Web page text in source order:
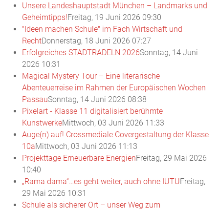
Unsere Landeshauptstadt München – Landmarks und
Geheimtipps!Freitag, 19 Juni 2026 09:30
"Ideen machen Schule" im Fach Wirtschaft und
RechtDonnerstag, 18 Juni 2026 07:27
Erfolgreiches STADTRADELN 2026Sonntag, 14 Juni
2026 10:31
Magical Mystery Tour – Eine literarische
Abenteuerreise im Rahmen der Europäischen Wochen
PassauSonntag, 14 Juni 2026 08:38
Pixelart - Klasse 11 digitalisiert berühmte
KunstwerkeMittwoch, 03 Juni 2026 11:33
Auge(n) auf! Crossmediale Covergestaltung der Klasse
10aMittwoch, 03 Juni 2026 11:13
Projekttage Erneuerbare EnergienFreitag, 29 Mai 2026
10:40
„Rama dama“…es geht weiter, auch ohne IUTUFreitag,
29 Mai 2026 10:31
Schule als sicherer Ort – unser Weg zum